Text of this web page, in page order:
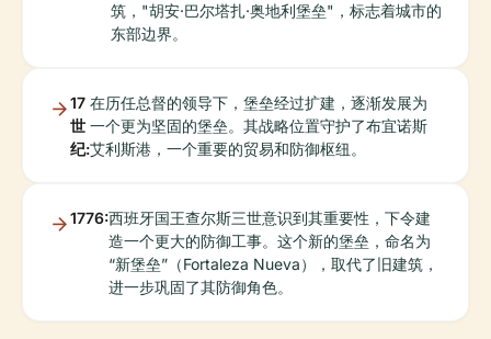
筑，"胡安·巴尔塔扎·奥地利堡垒"，标志着城市的
东部边界。
17
世
纪:
在历任总督的领导下，堡垒经过扩建，逐渐发展为
一个更为坚固的堡垒。其战略位置守护了布宜诺斯
艾利斯港，一个重要的贸易和防御枢纽。
1776:西班牙国王查尔斯三世意识到其重要性，下令建
造一个更大的防御工事。这个新的堡垒，命名为
“新堡垒”（Fortaleza Nueva），取代了旧建筑，
进一步巩固了其防御角色。